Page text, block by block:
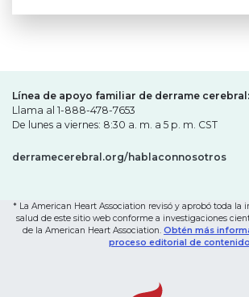
Línea de apoyo familiar de derrame cerebral:
Llama al 1-888-478-7653
De lunes a viernes: 8:30 a. m. a 5 p. m. CST
derramecerebral.org/hablaconnosotros
* La American Heart Association revisó y aprobó toda la
salud de este sitio web conforme a investigaciones
de la American Heart Association. Obtén más
proceso editorial de